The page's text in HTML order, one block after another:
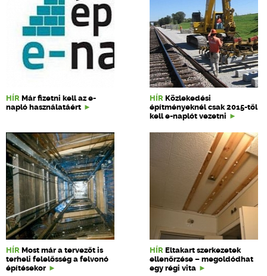
HÍR Már fizetni kell az e-
napló használatáért
HÍR Közlekedési
építményeknél csak 2015-től
kell e-naplót vezetni
HÍR Most már a tervezőt is
terheli felelősség a felvonó
építésekor
HÍR Eltakart szerkezetek
ellenőrzése – megoldódhat
egy régi vita